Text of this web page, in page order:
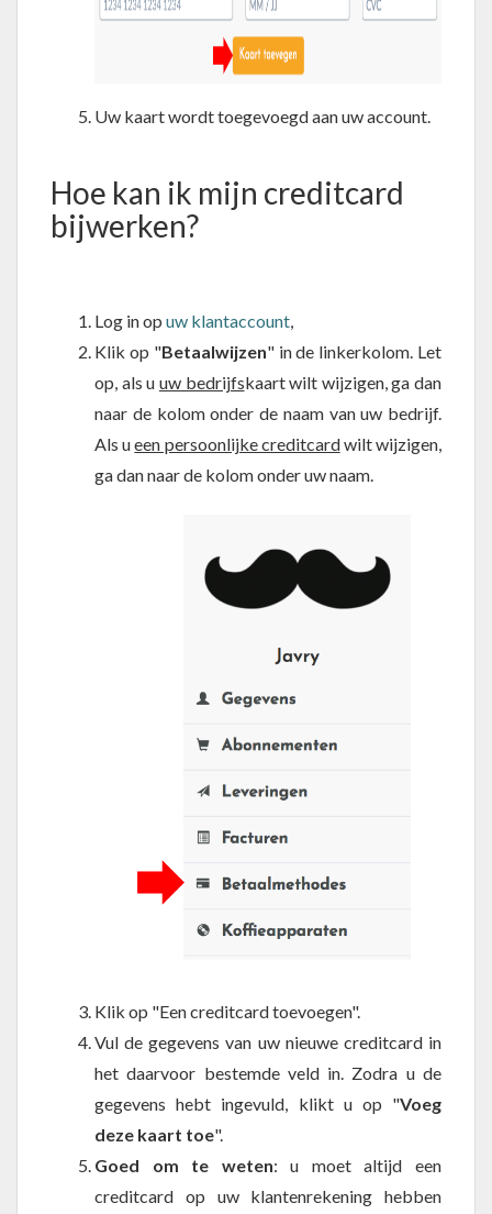
Uw kaart wordt toegevoegd aan uw account.
Hoe kan ik mijn creditcard
bijwerken?
Log in op uw klantaccount
Klik op "Betaalwijzen" in de linkerkolom. Let
op, als u uw bedrijfskaart wilt wijzigen, ga dan
naar de kolom onder de naam van uw bedrijf.
Als ueen persoonlijke creditcardwilt wijzigen,
ga dan naar de kolom onder uw naam.
Klik op "Een creditcard toevoegen".
Vul de gegevens van uw nieuwe creditcard in
het daarvoor bestemde veld in. Zodra u de
gegevens hebt ingevuld, klikt u op "Voeg
deze kaart toe".
Goed om te weten: u moet altijd een
creditcard op uw klantenrekening hebben